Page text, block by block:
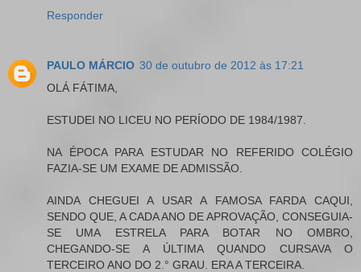
Responder
PAULO MÁRCIO 30 de outubro de 2012 às 17:21
OLÁ FÁTIMA,
ESTUDEI NO LICEU NO PERÍODO DE 1984/1987.
NA ÉPOCA PARA ESTUDAR NO REFERIDO COLÉGIO
FAZIA-SE UM EXAME DE ADMISSÃO.
AINDA CHEGUEI A USAR A FAMOSA FARDA CAQUI,
SENDO QUE, A CADA ANO DE APROVAÇÃO, CONSEGUIA-
SE UMA ESTRELA PARA BOTAR NO OMBRO,
CHEGANDO-SE A ÚLTIMA QUANDO CURSAVA O
TERCEIRO ANO DO 2.° GRAU. ERA A TERCEIRA.